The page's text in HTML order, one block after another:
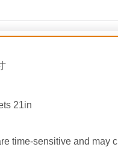
21in
time-sensitive and may